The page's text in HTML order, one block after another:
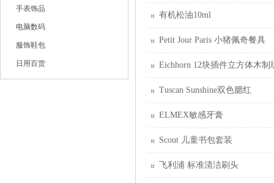
手表饰品
电脑数码
服饰鞋包
日用百货
有机松油10ml
Petit Jour Paris 小猪佩奇餐具
Eichhorn 12块插件立方体木制
Tuscan Sunshine双色腮红
ELMEX敏感牙膏
Scout 儿童书包套装
飞利浦 标准清洁刷头